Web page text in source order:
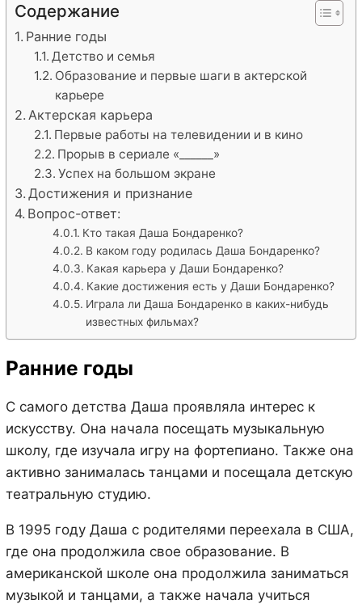
Содержание
Ранние годы
Детство и семья
Образование и первые шаги в актерской
карьере
Актерская карьера
Первые работы на телевидении и в кино
Прорыв в сериале «______»
Успех на большом экране
Достижения и признание
Вопрос-ответ:
Кто такая Даша Бондаренко?
В каком году родилась Даша Бондаренко?
Какая карьера у Даши Бондаренко?
Какие достижения есть у Даши Бондаренко?
Играла ли Даша Бондаренко в каких-нибудь
известных фильмах?
Ранние годы
С самого детства Даша проявляла интерес к
искусству. Она начала посещать музыкальную
школу, где изучала игру на фортепиано. Также она
активно занималась танцами и посещала детскую
театральную студию.
В 1995 году Даша с родителями переехала в США,
где она продолжила свое образование. В
американской школе она продолжила заниматься
музыкой и танцами, а также начала учиться